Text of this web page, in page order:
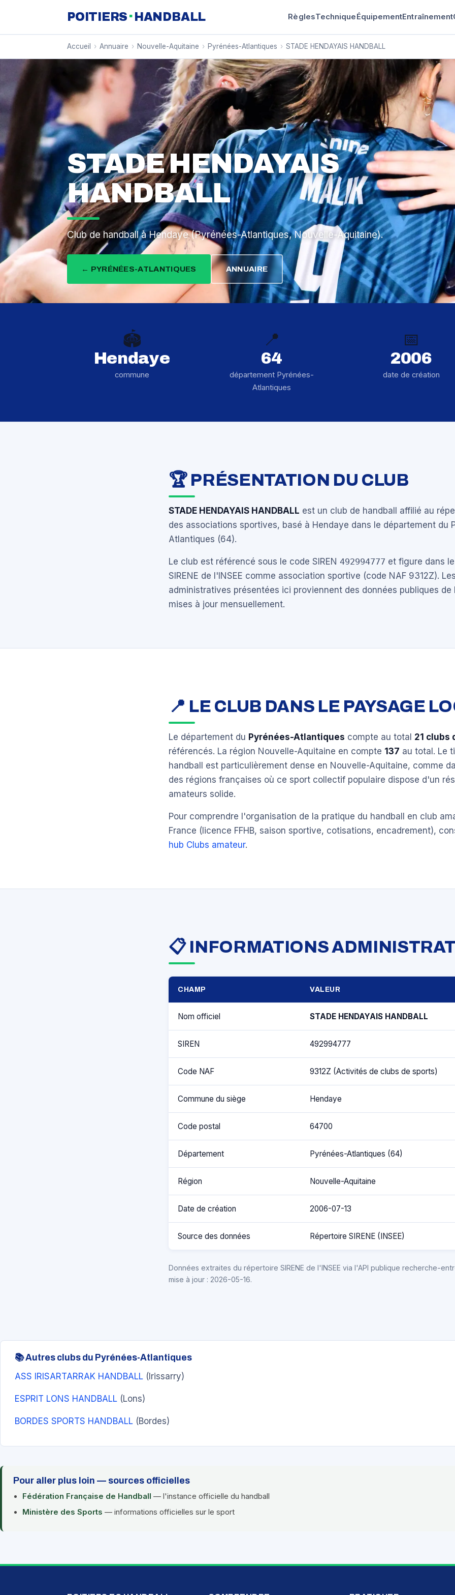
POITIERS · HANDBALL RèglesTechniqueÉquipementEntraînement
Accueil › Annuaire › Nouvelle-Aquitaine › Pyrénées-Atlantiques › STADE HENDAYAIS HANDBALL
STADE HENDAYAIS
HANDBALL
Club de handball à Hendaye (Pyrénées-Atlantiques, Nouvelle-Aquitaine).
← PYRÉNÉES-ATLANTIQUES ANNUAIRE
🏟️
Hendaye
commune
📍
64
département Pyrénées-
Atlantiques
📅
2006
date de création
🏆 PRÉSENTATION DU CLUB
STADE HENDAYAIS HANDBALL est un club de handball affilié au
des associations sportives, basé à Hendaye dans le département du
Atlantiques (64).
Le club est référencé sous le code SIREN 492994777 et figure dans
SIRENE de l'INSEE comme association sportive (code NAF 9312Z).
administratives présentées ici proviennent des données publiques de
mises à jour mensuellement.
📍 LE CLUB DANS LE PAYSAGE
Le département du Pyrénées-Atlantiques compte au total 21 clubs
référencés. La région Nouvelle-Aquitaine en compte 137 au total. Le
handball est particulièrement dense en Nouvelle-Aquitaine, comme
des régions françaises où ce sport collectif populaire dispose d'un
amateurs solide.
Pour comprendre l'organisation de la pratique du handball en club
France (licence FFHB, saison sportive, cotisations, encadrement),
hub Clubs amateur.
📋 INFORMATIONS
CHAMP VALEUR
Nom officiel STADE HENDAYAIS HANDBALL
SIREN 492994777
Code NAF 9312Z (Activités de clubs de sports)
Commune du siège Hendaye
Code postal 64700
Département Pyrénées-Atlantiques (64)
Région Nouvelle-Aquitaine
Date de création 2006-07-13
Source des données Répertoire SIRENE (INSEE)
Données extraites du répertoire SIRENE de l'INSEE via l'API publique recherche-
mise à jour : 2026-05-16.
📚 Autres clubs du Pyrénées-Atlantiques
ASS IRISARTARRAK HANDBALL (Irissarry)
ESPRIT LONS HANDBALL (Lons)
BORDES SPORTS HANDBALL (Bordes)
Pour aller plus loin — sources officielles
Fédération Française de Handball — l'instance officielle du handball
Ministère des Sports — informations officielles sur le sport